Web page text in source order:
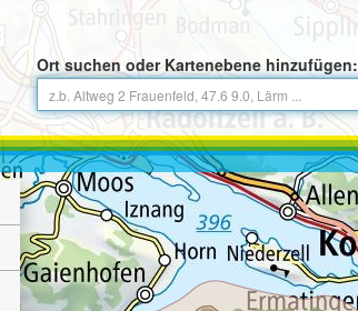
Ort suchen oder Kartenebene hinzufügen: